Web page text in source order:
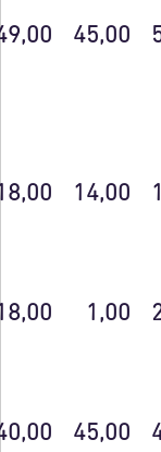
45,00
14,00
1,00
45,00